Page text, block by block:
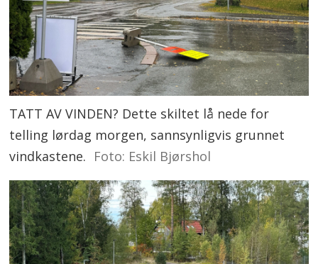
TATT AV VINDEN? Dette skiltet lå nede for
telling lørdag morgen, sannsynligvis grunnet
vindkastene. Foto: Eskil Bjørshol